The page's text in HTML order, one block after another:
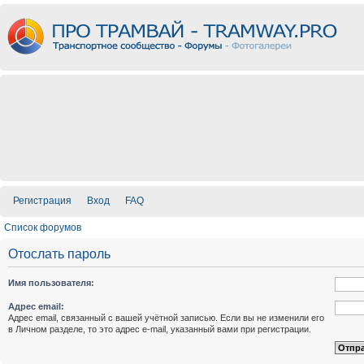
Регистрация Вход FAQ
Список форумов
Отослать пароль
Имя пользователя:
Адрес email:
Адрес email, связанный с вашей учётной записью. Если вы не изменили его
в Личном разделе, то это адрес e-mail, указанный вами при регистрации.